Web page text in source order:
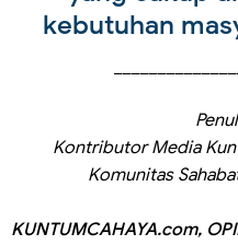
kebutuhan
Kontributor Media
Komunitas
KUNTUMCAHAYA.com,